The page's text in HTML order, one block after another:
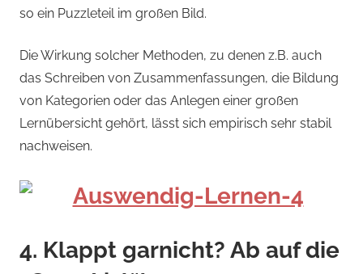
so ein Puzzleteil im großen Bild.
Die Wirkung solcher Methoden, zu denen z.B. auch
das Schreiben von Zusammenfassungen, die Bildung
von Kategorien oder das Anlegen einer großen
Lernübersicht gehört, lässt sich empirisch sehr stabil
nachweisen.
4. Klappt garnicht? Ab auf die